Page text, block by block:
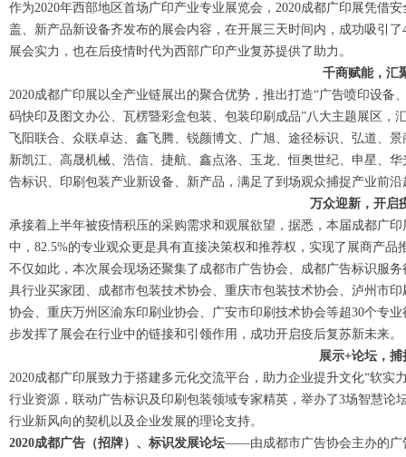
作为2020年西部地区首场广印产业专业展览会，2020成都广印展凭借
盖、新产品新设备齐发布的展会内容，在开展三天时间内，成功吸引
展会实力，也在后疫情时代为西部广印产业复苏提供了助力。
千商赋能，汇
2020成都广印展以全产业链展出的聚合优势，推出打造“广告喷印设
码快印及图文办公、瓦楞暨彩盒包装、包装印刷成品”八大主题展区
飞阳联合、众联卓达、鑫飞腾、锐颜博文、广旭、途径标识、弘道、
新凯江、高晟机械、浩信、捷航、鑫点洛、玉龙、恒奥世纪、申星、
告标识、印刷包装产业新设备、新产品，满足了到场观众捕捉产业前
万众迎新，开启
承接着上半年被疫情积压的采购需求和观展欲望，据悉，本届成都广
中，82.5%的专业观众更是具有直接决策权和推荐权，实现了展商产品
不仅如此，本次展会现场还聚集了成都市广告协会、成都广告标识服
具行业买家团、成都市包装技术协会、重庆市包装技术协会、泸州市
协会、重庆万州区渝东印刷业协会、广安市印刷技术协会等超30个专
步发挥了展会在行业中的链接和引领作用，成功开启疫后复苏新未来。
展示+论坛，
2020成都广印展致力于搭建多元化交流平台，助力企业提升文化“软
行业资源，联动广告标识及印刷包装领域专家精英，举办了3场智慧论
行业新风向的契机以及企业发展的理论支持。
2020成都广告（招牌）、标识发展论坛——由成都市广告协会主办的广